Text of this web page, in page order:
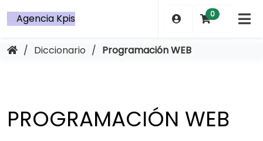
al
0
/ Diccionario / Programación WEB
PROGRAMACIÓN WEB